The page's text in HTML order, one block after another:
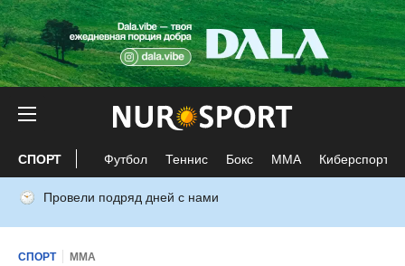
СПОРТ Футбол Теннис Бокс ММА Киберспорт
Провели подряд дней с нами
СПОРТ ММА